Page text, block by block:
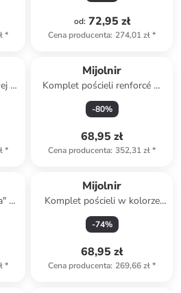
*
od: 72,95 zł
Cena producenta: 274,01 zł*
w
*
Mijolnir
Komplet pościeli renforcé w
kolorze jasnobrązowym
-80%
68,95 zł
Cena producenta: 352,31 zł*
w
*
Mijolnir
Komplet pościeli w kolorze
białym
-74%
68,95 zł
Cena producenta: 269,66 zł*